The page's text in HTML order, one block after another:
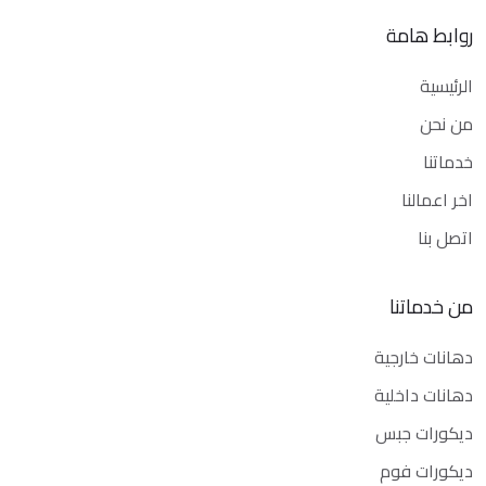
روابط هامة
الرئيسية
من نحن
خدماتنا
اخر اعمالنا
اتصل بنا
من خدماتنا
دهانات خارجية
دهانات داخلية
ديكورات جبس
ديكورات فوم